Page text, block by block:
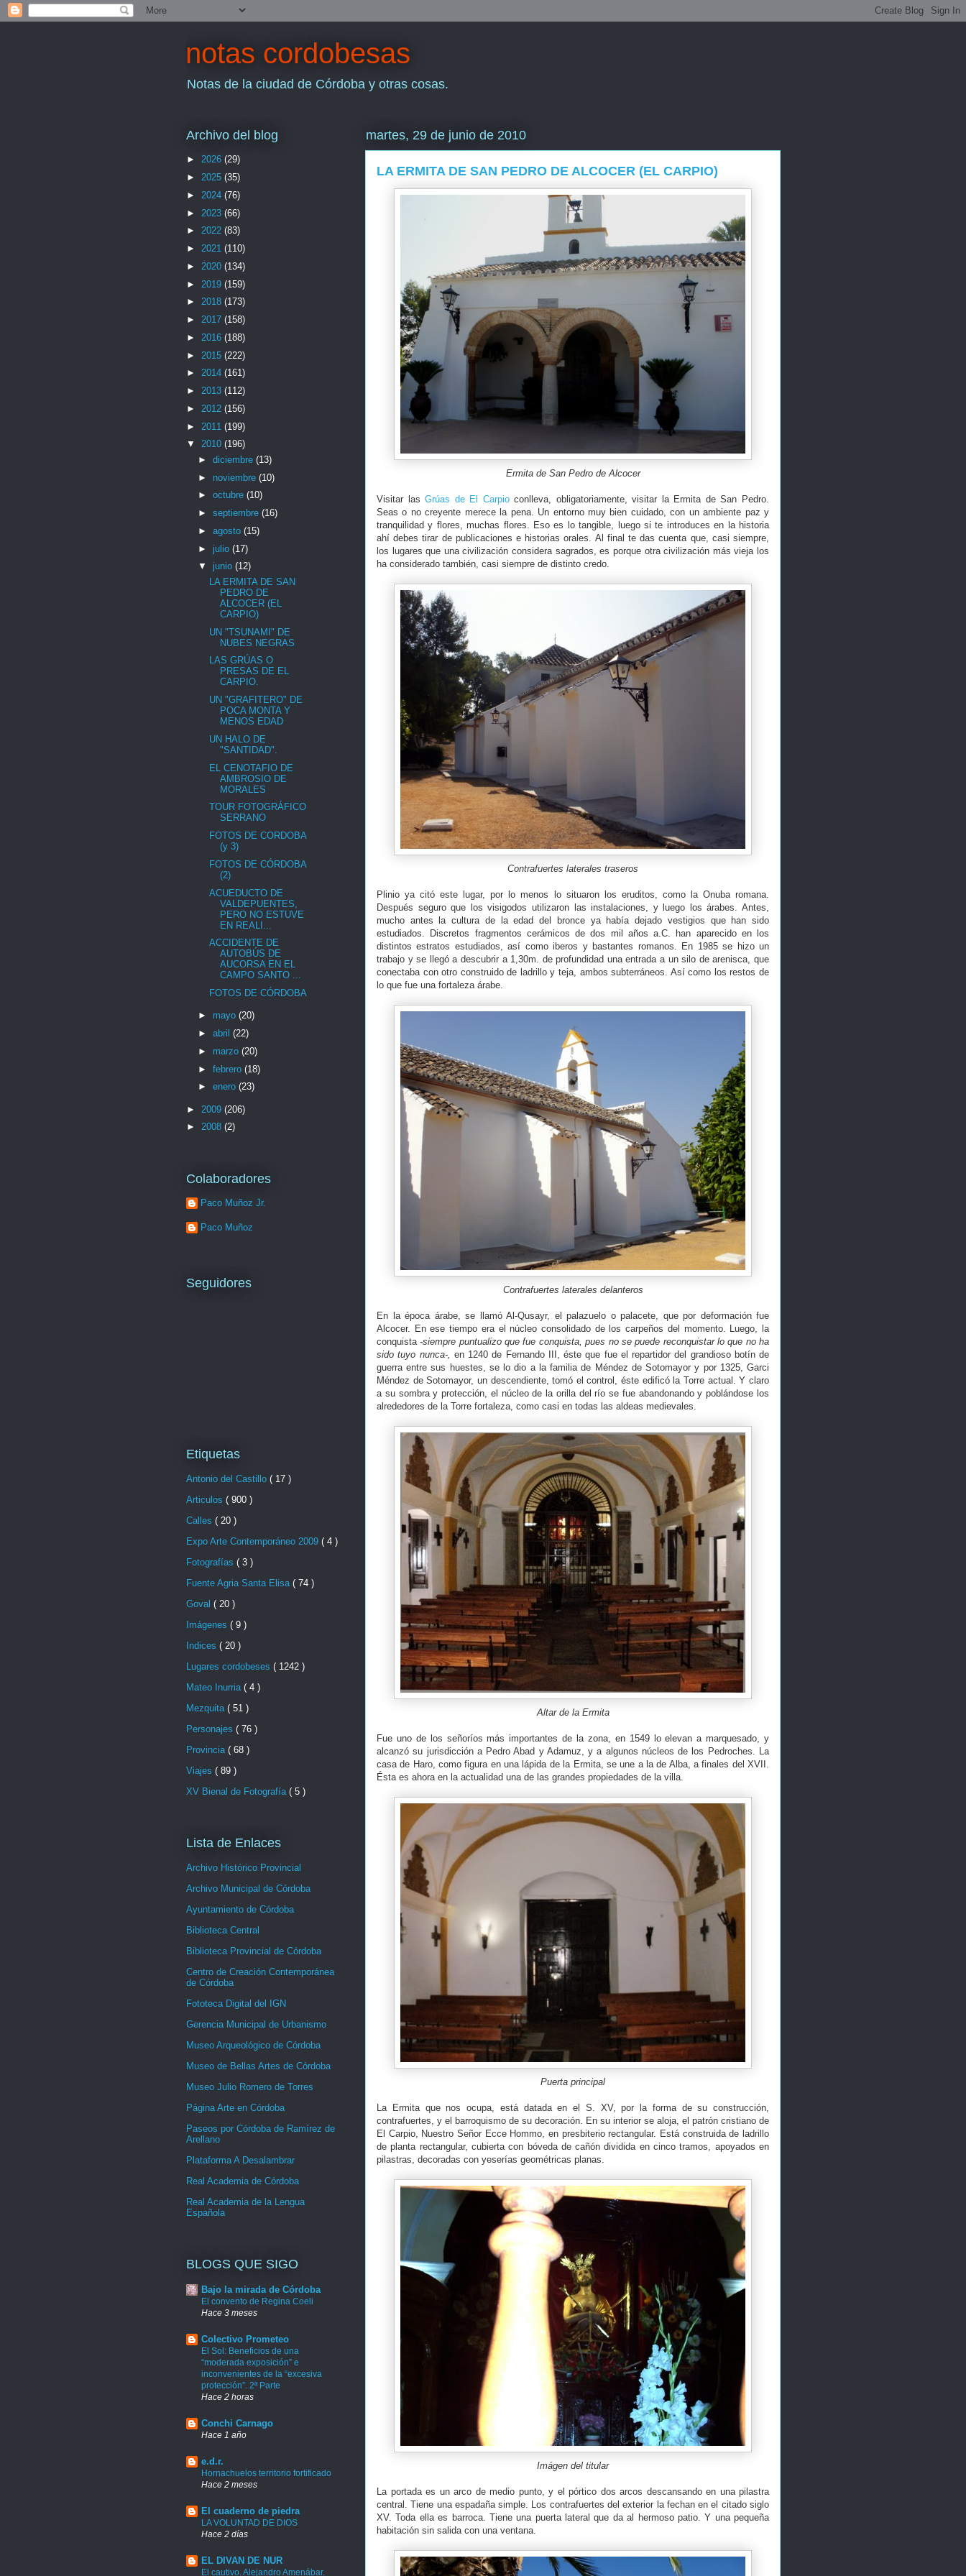
notas cordobesas
Notas de la ciudad de Córdoba y otras cosas.
martes, 29 de junio de 2010
LA ERMITA DE SAN PEDRO DE ALCOCER (EL CARPIO)
Ermita de San Pedro de Alcocer
Visitar lasGrúas de El Carpioconlleva, obligatoriamente, visitar la Ermita de San Pedro.
Seas o no creyente merece la pena. Un entorno muy bien cuidado, con un ambiente paz y
tranquilidad y flores, muchas flores. Eso es lo tangible, luego si te introduces en la historia
ahí debes tirar de publicaciones e historias orales. Al final te das cuenta que, casi siempre,
los lugares que una civilización considera sagrados, es porque otra civilización más vieja los
ha considerado también, casi siempre de distinto credo.
Contrafuertes laterales traseros
Plinio ya citó este lugar, por lo menos lo situaron los eruditos, como la Onuba romana.
Después seguro que los visigodos utilizaron las instalaciones, y luego los árabes. Antes,
mucho antes la cultura de la edad del bronce ya había dejado vestigios que han sido
estudiados. Discretos fragmentos cerámicos de dos mil años a.C. han aparecido en los
distintos estratos estudiados, así como iberos y bastantes romanos. En 1985 se hizo un
trabajo y se llegó a descubrir a 1,30m. de profundidad una entrada a un silo de arenisca, que
conectaba con otro construido de ladrillo y teja, ambos subterráneos. Así como los restos de
lo que fue una fortaleza árabe.
Contrafuertes laterales delanteros
En la época árabe, se llamó Al-Qusayr, el palazuelo o palacete, que por deformación fue
Alcocer. En ese tiempo era el núcleo consolidado de los carpeños del momento. Luego, la
conquista-siempre puntualizo que fue conquista, pues no se puede reconquistar lo que no ha
sido tuyo nunca-, en 1240 de Fernando III, éste que fue el repartidor del grandioso botín de
guerra entre sus huestes, se lo dio a la familia de Méndez de Sotomayor y por 1325, Garci
Méndez de Sotomayor, un descendiente, tomó el control, éste edificó la Torre actual. Y claro
a su sombra y protección, el núcleo de la orilla del río se fue abandonando y poblándose los
alrededores de la Torre fortaleza, como casi en todas las aldeas medievales.
Altar de la Ermita
Fue uno de los señoríos más importantes de la zona, en 1549 lo elevan a marquesado, y
alcanzó su jurisdicción a Pedro Abad y Adamuz, y a algunos núcleos de los Pedroches. La
casa de Haro, como figura en una lápida de la Ermita, se une a la de Alba, a finales del XVII.
Ésta es ahora en la actualidad una de las grandes propiedades de la villa.
Puerta principal
La Ermita que nos ocupa, está datada en el S. XV, por la forma de su construcción,
contrafuertes, y el barroquismo de su decoración. En su interior se aloja, el patrón cristiano de
El Carpio, Nuestro Señor Ecce Hommo, en presbiterio rectangular. Está construida de ladrillo
de planta rectangular, cubierta con bóveda de cañón dividida en cinco tramos, apoyados en
pilastras, decoradas con yeserías geométricas planas.
Imágen del titular
La portada es un arco de medio punto, y el pórtico dos arcos descansando en una pilastra
central. Tiene una espadaña simple. Los contrafuertes del exterior la fechan en el citado siglo
XV. Toda ella es barroca. Tiene una puerta lateral que da al hermoso patio. Y una pequeña
habitación sin salida con una ventana.
Archivo del blog
► 2026 (29)
► 2025 (35)
► 2024 (76)
► 2023 (66)
► 2022 (83)
► 2021 (110)
► 2020 (134)
► 2019 (159)
► 2018 (173)
► 2017 (158)
► 2016 (188)
► 2015 (222)
► 2014 (161)
► 2013 (112)
► 2012 (156)
► 2011 (199)
▼ 2010 (196)
► diciembre (13)
► noviembre (10)
► octubre (10)
► septiembre (16)
► agosto (15)
► julio (17)
▼ junio (12)
LA ERMITA DE SAN
PEDRO DE
ALCOCER (EL
CARPIO)
UN "TSUNAMI" DE
NUBES NEGRAS
LAS GRÚAS O
PRESAS DE EL
CARPIO.
UN "GRAFITERO" DE
POCA MONTA Y
MENOS EDAD
UN HALO DE
"SANTIDAD".
EL CENOTAFIO DE
AMBROSIO DE
MORALES
TOUR FOTOGRÁFICO
SERRANO
FOTOS DE CORDOBA
(y 3)
FOTOS DE CÓRDOBA
(2)
ACUEDUCTO DE
VALDEPUENTES,
PERO NO ESTUVE
EN REALI...
ACCIDENTE DE
AUTOBÚS DE
AUCORSA EN EL
CAMPO SANTO ...
FOTOS DE CÓRDOBA
► mayo (20)
► abril (22)
► marzo (20)
► febrero (18)
► enero (23)
► 2009 (206)
► 2008 (2)
Colaboradores
Paco Muñoz Jr.
Paco Muñoz
Seguidores
Etiquetas
Antonio del Castillo ( 17 )
Articulos ( 900 )
Calles ( 20 )
Expo Arte Contemporáneo 2009 ( 4 )
Fotografías ( 3 )
Fuente Agria Santa Elisa ( 74 )
Goval ( 20 )
Imágenes ( 9 )
Indices ( 20 )
Lugares cordobeses ( 1242 )
Mateo Inurria ( 4 )
Mezquita ( 51 )
Personajes ( 76 )
Provincia ( 68 )
Viajes ( 89 )
XV Bienal de Fotografía ( 5 )
Lista de Enlaces
Archivo Histórico Provincial
Archivo Municipal de Córdoba
Ayuntamiento de Córdoba
Biblioteca Central
Biblioteca Provincial de Córdoba
Centro de Creación Contemporánea
de Córdoba
Fototeca Digital del IGN
Gerencia Municipal de Urbanismo
Museo Arqueológico de Córdoba
Museo de Bellas Artes de Córdoba
Museo Julio Romero de Torres
Página Arte en Córdoba
Paseos por Córdoba de Ramírez de
Arellano
Plataforma A Desalambrar
Real Academia de Córdoba
Real Academia de la Lengua
Española
BLOGS QUE SIGO
Bajo la mirada de Córdoba
El convento de Regina Coeli
Hace 3 meses
Colectivo Prometeo
El Sol: Beneficios de una
“moderada exposición” e
inconvenientes de la “excesiva
protección”. 2ª Parte
Hace 2 horas
Conchi Carnago
Hace 1 año
e.d.r.
Hornachuelos territorio fortificado
Hace 2 meses
El cuaderno de piedra
LA VOLUNTAD DE DIOS
Hace 2 días
EL DIVAN DE NUR
El cautivo. Alejandro Amenábar.